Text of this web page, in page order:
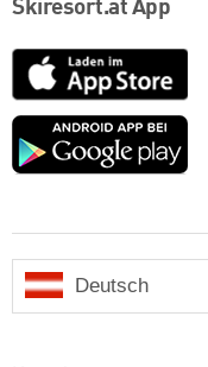
Skiresort.at App
App
Store
Deutsch